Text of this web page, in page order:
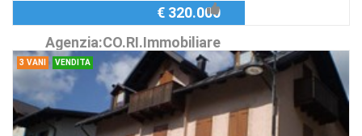
Agenzia:CO.RI.Immobiliare
€ 320.000
3 VANI VENDITA